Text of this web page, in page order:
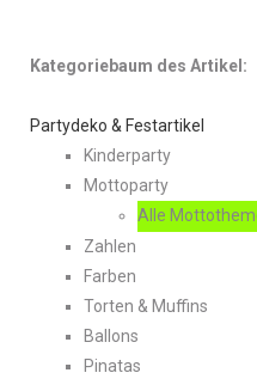
Kategoriebaum des Artikel:
Partydeko & Festartikel
Kinderparty
Mottoparty
Alle
Zahlen
Farben
Torten & Muffins
Ballons
Pinatas